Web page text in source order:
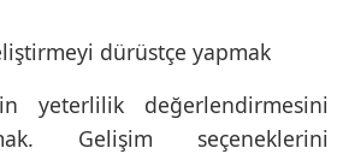
dürüstçe yapmak
yeterlilik değerlendirmesini
Gelişim seçeneklerini